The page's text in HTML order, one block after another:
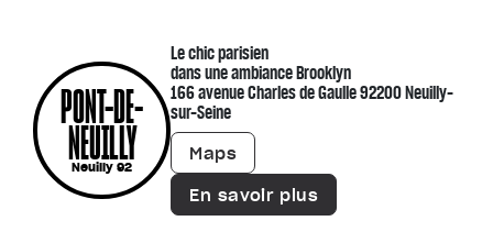
PONT-DE-
NEUILLY
Neuilly 92
Le chic parisien
dans une ambiance Brooklyn
166 avenue Charles de Gaulle 92200 Neuilly-
sur-Seine
Maps
En savoir plus